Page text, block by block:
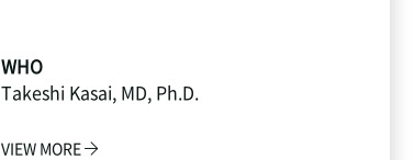
WHO
Takeshi Kasai, MD, Ph.D.
VIEW MORE